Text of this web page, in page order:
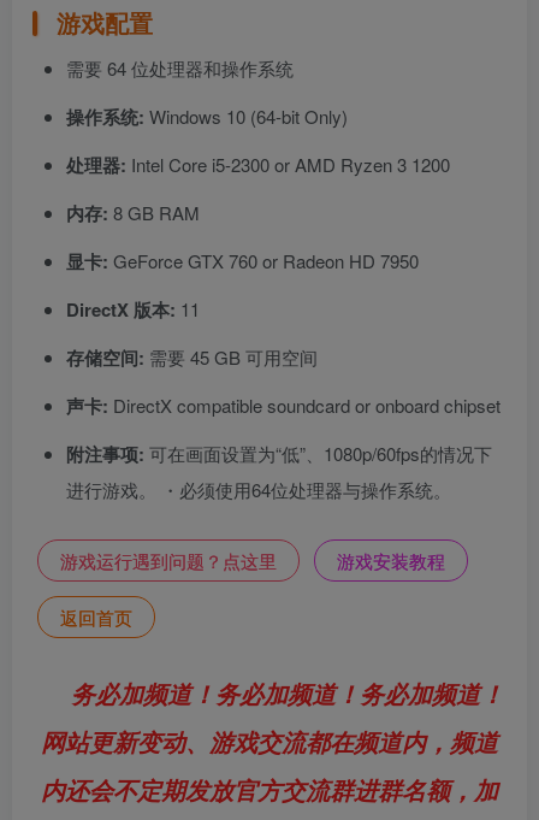
游戏配置
需要 64 位处理器和操作系统
操作系统: Windows 10 (64-bit Only)
处理器: Intel Core i5-2300 or AMD Ryzen 3 1200
内存: 8 GB RAM
显卡: GeForce GTX 760 or Radeon HD 7950
DirectX 版本: 11
存储空间: 需要 45 GB 可用空间
声卡: DirectX compatible soundcard or onboard chipset
附注事项: 可在画面设置为“低”、1080p/60fps的情况下
进行游戏。 ・必须使用64位处理器与操作系统。
游戏运行遇到问题？点这里 游戏安装教程
返回首页
务必加频道！务必加频道！务必加频道！
网站更新变动、游戏交流都在频道内，频道
内还会不定期发放官方交流群进群名额，加